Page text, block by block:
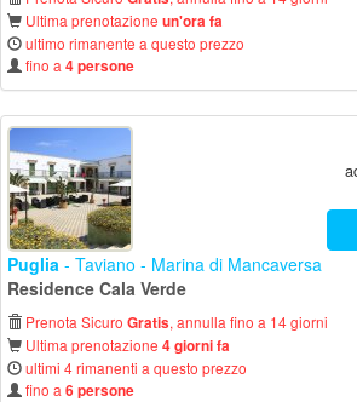
Ultima prenotazione un'ora fa
ultimo rimanente a questo prezzo
fino a 4 persone
Puglia - Taviano - Marina di Mancaversa
Residence Cala Verde
Prenota Sicuro Gratis, annulla fino a 14 giorni
Ultima prenotazione 4 giorni fa
ultimi 4 rimanenti a questo prezzo
fino a 6 persone